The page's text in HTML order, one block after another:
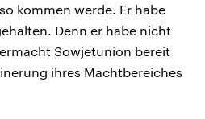
kommen werde. Er habe
Denn er habe nicht
Sowjetunion bereit
ihres Machtbereiches